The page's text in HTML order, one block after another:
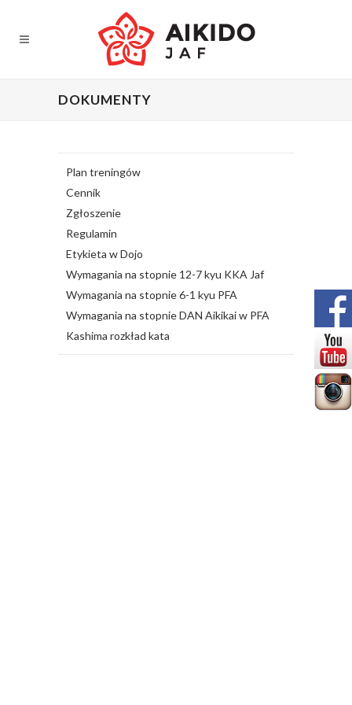
DOKUMENTY
Plan treningów
Cennik
Zgłoszenie
Regulamin
Etykieta w Dojo
Wymagania na stopnie 12-7 kyu KKA Jaf
Wymagania na stopnie 6-1 kyu PFA
Wymagania na stopnie DAN Aikikai w PFA
Kashima rozkład kata